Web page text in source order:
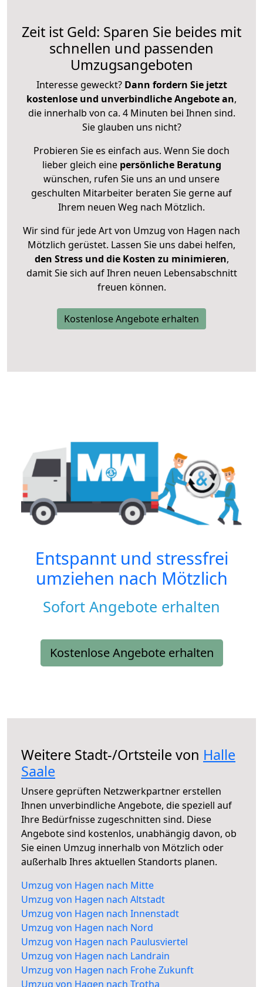
Zeit ist Geld: Sparen Sie beides mit
schnellen und passenden
Umzugsangeboten
Interesse geweckt? Dann fordern Sie jetzt
kostenlose und unverbindliche Angebote an,
die innerhalb von ca. 4 Minuten bei Ihnen sind.
Sie glauben uns nicht?
Probieren Sie es einfach aus. Wenn Sie doch
lieber gleich eine persönliche Beratung
wünschen, rufen Sie uns an und unsere
geschulten Mitarbeiter beraten Sie gerne auf
Ihrem neuen Weg nach Mötzlich.
Wir sind für jede Art von Umzug von Hagen nach
Mötzlich gerüstet. Lassen Sie uns dabei helfen,
den Stress und die Kosten zu minimieren,
damit Sie sich auf Ihren neuen Lebensabschnitt
freuen können.
Kostenlose Angebote erhalten
Entspannt und stressfrei
umziehen nach Mötzlich
Sofort Angebote erhalten
Kostenlose Angebote erhalten
Weitere Stadt-/Ortsteile von Halle
Saale
Unsere geprüften Netzwerkpartner erstellen
Ihnen unverbindliche Angebote, die speziell auf
Ihre Bedürfnisse zugeschnitten sind. Diese
Angebote sind kostenlos, unabhängig davon, ob
Sie einen Umzug innerhalb von Mötzlich oder
außerhalb Ihres aktuellen Standorts planen.
Umzug von Hagen nach Mitte
Umzug von Hagen nach Altstadt
Umzug von Hagen nach Innenstadt
Umzug von Hagen nach Nord
Umzug von Hagen nach Paulusviertel
Umzug von Hagen nach Landrain
Umzug von Hagen nach Frohe Zukunft
Umzug von Hagen nach Trotha